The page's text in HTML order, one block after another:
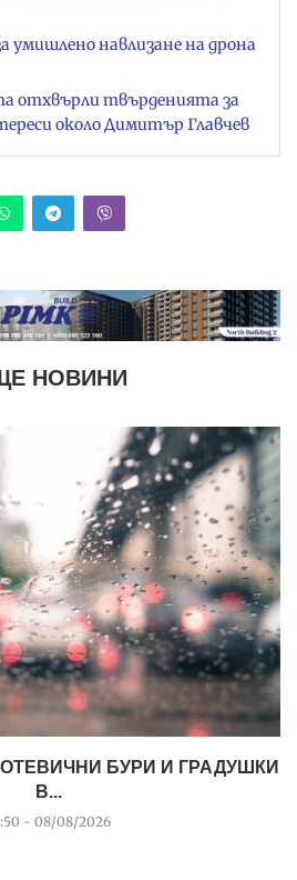
умишлено навлизане на дрона
отхвърли твърденията за
около Димитър Главчев
НОВИНИ
БУРИ И ГРАДУШКИ
В...
- 08/08/2026